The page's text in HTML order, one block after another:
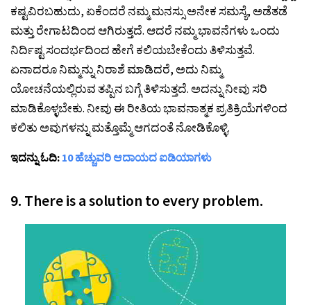
ಕಷ್ಟವಿರಬಹುದು, ಏಕೆಂದರೆ ನಮ್ಮ ಮನಸ್ಸು ಅನೇಕ ಸಮಸ್ಯೆ, ಅಡೆತಡೆ
ಮತ್ತು ರೇಗಾಟದಿಂದ ಆಗಿರುತ್ತದೆ. ಆದರೆ ನಮ್ಮ ಭಾವನೆಗಳು ಒಂದು
ನಿರ್ದಿಷ್ಟ ಸಂದರ್ಭದಿಂದ ಹೇಗೆ ಕಲಿಯಬೇಕೆಂದು ತಿಳಿಸುತ್ತವೆ.
ಏನಾದರೂ ನಿಮ್ಮನ್ನು ನಿರಾಶೆ ಮಾಡಿದರೆ, ಅದು ನಿಮ್ಮ
ಯೋಚನೆಯಲ್ಲಿರುವ ತಪ್ಪಿನ ಬಗ್ಗೆ ತಿಳಿಸುತ್ತದೆ. ಅದನ್ನು ನೀವು ಸರಿ
ಮಾಡಿಕೊಳ್ಳಬೇಕು. ನೀವು ಈ ರೀತಿಯ ಭಾವನಾತ್ಮಕ ಪ್ರತಿಕ್ರಿಯೆಗಳಿಂದ
ಕಲಿತು ಅವುಗಳನ್ನು ಮತ್ತೊಮ್ಮೆ ಆಗದಂತೆ ನೋಡಿಕೊಳ್ಳಿ.
ಇದನ್ನು ಓದಿ: 10 ಹೆಚ್ಚುವರಿ ಆದಾಯದ ಐಡಿಯಾಗಳು
9. There is a solution to every problem.